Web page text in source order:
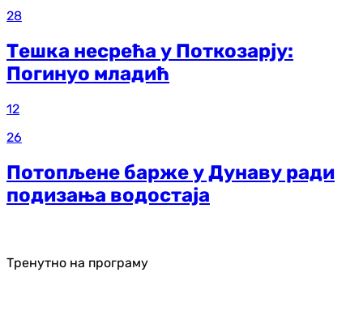
28
Тешка несрећа у Поткозарју:
Погинуо младић
12
26
Потопљене барже у Дунаву ради
подизања водостаја
Тренутно на програму